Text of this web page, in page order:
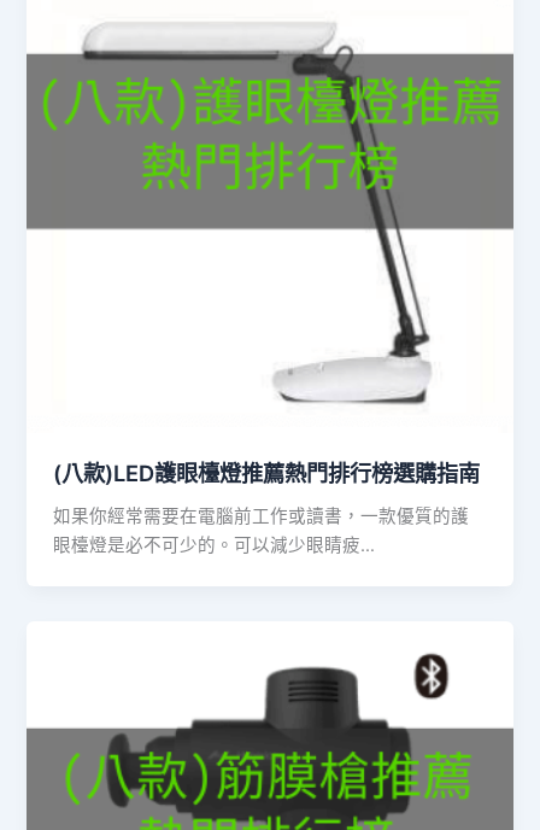
(八款)LED護眼檯燈推薦熱門排行榜選購指南
如果你經常需要在電腦前工作或讀書，一款優質的護
眼檯燈是必不可少的。可以減少眼睛疲…